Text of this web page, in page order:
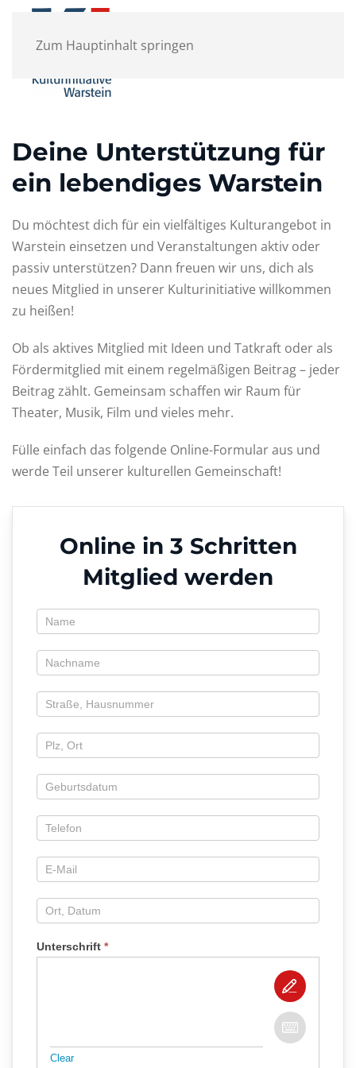
Zum Hauptinhalt springen
Deine Unterstützung für
ein lebendiges Warstein
Du möchtest dich für ein vielfältiges Kulturangebot in
Warstein einsetzen und Veranstaltungen aktiv oder
passiv unterstützen? Dann freuen wir uns, dich als
neues Mitglied in unserer Kulturinitiative willkommen
zu heißen!
Ob als aktives Mitglied mit Ideen und Tatkraft oder als
Fördermitglied mit einem regelmäßigen Beitrag – jeder
Beitrag zählt. Gemeinsam schaffen wir Raum für
Theater, Musik, Film und vieles mehr.
Fülle einfach das folgende Online-Formular aus und
werde Teil unserer kulturellen Gemeinschaft!
Online in 3 Schritten
Mitglied werden
Antrag
Unterschrift *
Clear